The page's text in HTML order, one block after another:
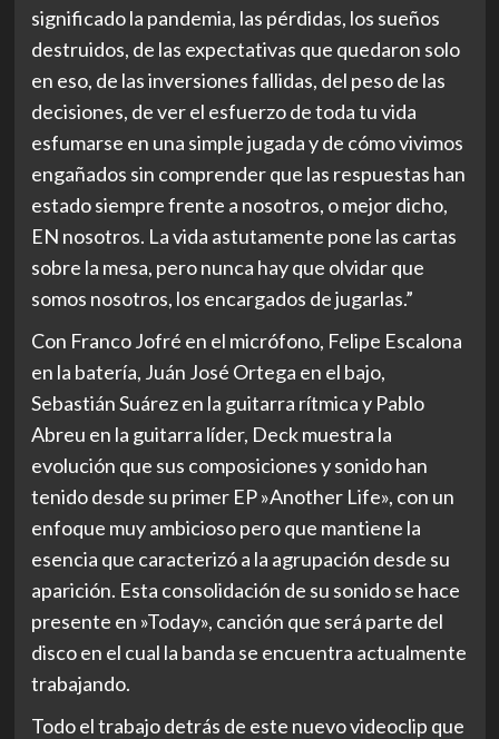
significado la pandemia, las pérdidas, los sueños
destruidos, de las expectativas que quedaron solo
en eso, de las inversiones fallidas, del peso de las
decisiones, de ver el esfuerzo de toda tu vida
esfumarse en una simple jugada y de cómo vivimos
engañados sin comprender que las respuestas han
estado siempre frente a nosotros, o mejor dicho,
EN nosotros. La vida astutamente pone las cartas
sobre la mesa, pero nunca hay que olvidar que
somos nosotros, los encargados de jugarlas.”
Con Franco Jofré en el micrófono, Felipe Escalona
en la batería, Juán José Ortega en el bajo,
Sebastián Suárezen la guitarra rítmica y Pablo
Abreu en la guitarra líder, Deck muestra la
evolución que sus composiciones y sonido han
tenido desde su primer EP»Another Life», con un
enfoque muy ambicioso pero que mantiene la
esencia que caracterizó a la agrupación desde su
aparición. Esta consolidación de su sonido se hace
presente en »Today», canción que será parte del
disco en el cual la banda se encuentra actualmente
trabajando.
Todo el trabajo detrás de este nuevo videoclip que